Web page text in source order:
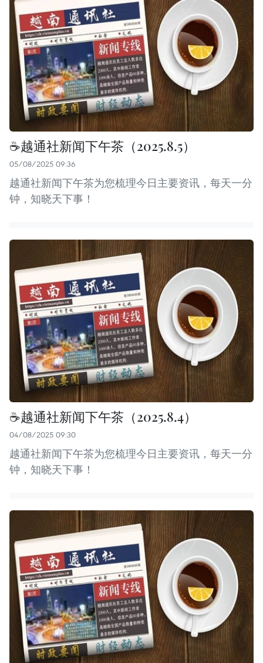
☕️越通社新闻下午茶（2025.8.5）
05/08/2025 09:36
越通社新闻下午茶为您梳理今日主要资讯，每天一分
钟，知晓天下事！
☕️越通社新闻下午茶（2025.8.4）
04/08/2025 09:30
越通社新闻下午茶为您梳理今日主要资讯，每天一分
钟，知晓天下事！